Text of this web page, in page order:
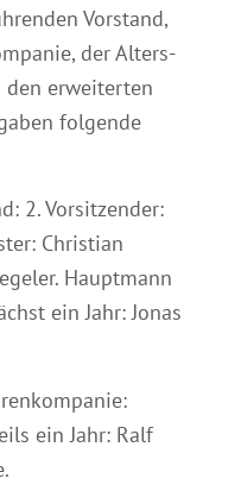
Vorstand,
der Alters-
erweiterten
folgende
2. Vorsitzender:
Christian
Hauptmann
ein Jahr: Jonas
ein Jahr: Ralf